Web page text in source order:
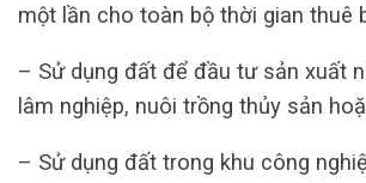
một lần cho toàn bộ thời gian thuê
– Sử dụng đất để đầu tư sản xuất
lâm nghiệp, nuôi trồng thủy sản
– Sử dụng đất trong khu công